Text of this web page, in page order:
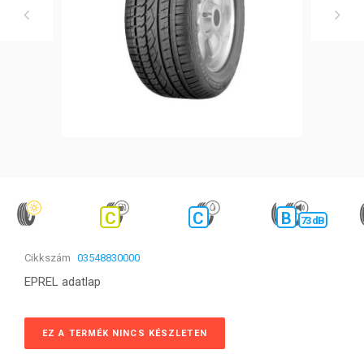
C C B 73 dB
Cikkszám 03548830000
EPREL adatlap
EZ A TERMÉK NINCS KÉSZLETEN